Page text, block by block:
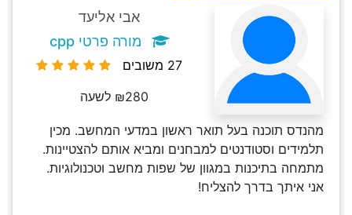
אבי אליעד
מורה פרטי cpp
27 משובים
₪280 לשעה
מהנדס תוכנה בעל תואר ראשון במדעי המחשב. מכין
תלמידים וסטודנטים למבחנים ומביא אותם להצטיינות.
מתמחה בתיכנות במגוון של שפות מחשב וטכנולוגיות.
אני איתך בדרך להצליח!